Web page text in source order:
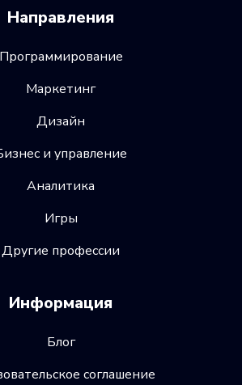
Направления
Программирование
Маркетинг
Дизайн
и управление
Аналитика
Игры
Другие профессии
Информация
Блог
соглашение